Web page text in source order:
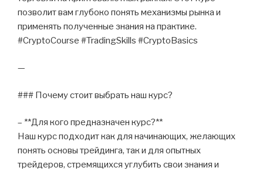
позволит вам глубоко понять механизмы рынка и
применять полученные знания на практике.
#CryptoCourse #TradingSkills #CryptoBasics
—
### Почему стоит выбрать наш курс?
– **Для кого предназначен курс?**
Наш курс подходит как для начинающих, желающих
понять основы трейдинга, так и для опытных
трейдеров, стремящихся углубить свои знания и